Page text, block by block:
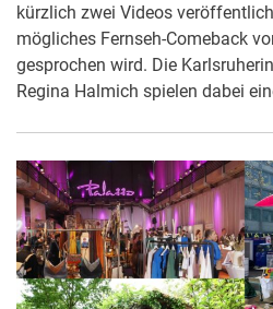
kürzlich zwei Videos
mögliches Fernseh-Comeback
gesprochen wird. Die
Regina Halmich spielen dabei